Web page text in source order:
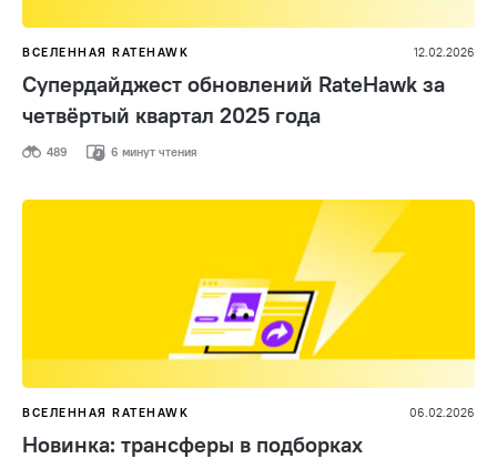
ВСЕЛЕННАЯ RATEHAWK 12.02.2026
Супердайджест обновлений RateHawk за
четвёртый квартал 2025 года
489 6 минут чтения
ВСЕЛЕННАЯ RATEHAWK 06.02.2026
Новинка: трансферы в подборках